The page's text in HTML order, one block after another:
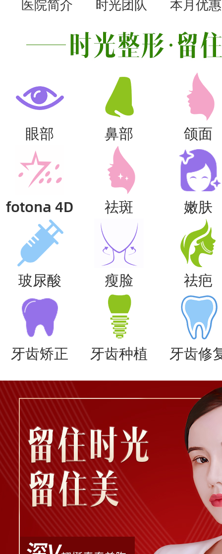
医院简介 时光团队 本月优惠
眼部 鼻部 颌面
fotona 4D 祛斑 嫩肤
玻尿酸 瘦脸 祛疤
牙齿矫正 牙齿种植 牙齿修